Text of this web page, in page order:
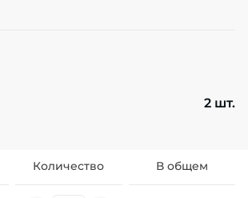
2 шт.
Количество В общем